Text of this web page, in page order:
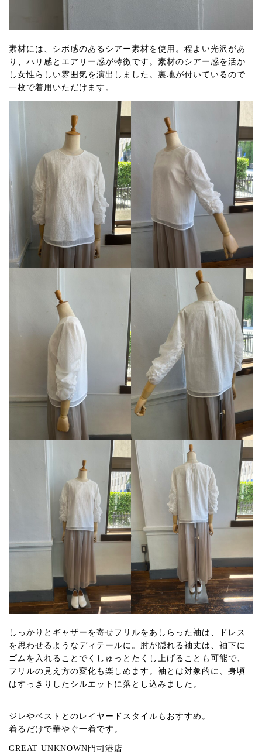
素材には、シボ感のあるシアー素材を使用。程よい光沢があ
り、ハリ感とエアリー感が特徴です。素材のシアー感を活か
し女性らしい雰囲気を演出しました。裏地が付いているので
一枚で着用いただけます。
しっかりとギャザーを寄せフリルをあしらった袖は、ドレス
を思わせるようなディテールに。肘が隠れる袖丈は、袖下に
ゴムを入れることでくしゅっとたくし上げることも可能で、
フリルの見え方の変化も楽しめます。袖とは対象的に、身頃
はすっきりしたシルエットに落とし込みました。
ジレやベストとのレイヤードスタイルもおすすめ。
着るだけで華やぐ一着です。
GREAT UNKNOWN門司港店